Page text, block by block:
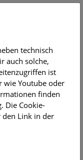
EN
und
technisch
auch solche,
ist
wie Youtube oder
finden
Die Cookie-
den Link in der